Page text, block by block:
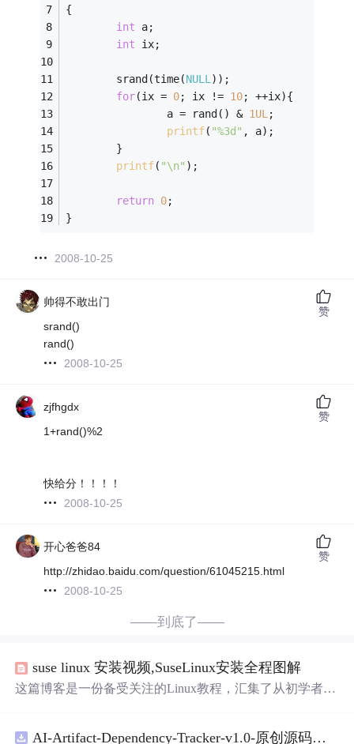
{
int a;
int ix;
        srand(time(
NULL));
for(ix = 0; ix != 10; ++ix){
                a = rand() &
1UL;
printf( "%3d" , a);
        }
printf( "\n" );
return 0;
}
2008-10-25
帅得不敢出门
srand()
rand()
2008-10-25
赞
zjfhgdx
1+rand()%2
快给分！！！！
2008-10-25
赞
开心爸爸84
http://zhidao.baidu.com/question/61045215.html
2008-10-25
赞
——到底了——
suse linux 安装视频,SuseLinux安装全程图解
这篇博客是一份备受关注的Linux教程，汇集了从初学者到
AI-Artifact-Dependency-Tracker-v1.0-原创源码与文档.zip